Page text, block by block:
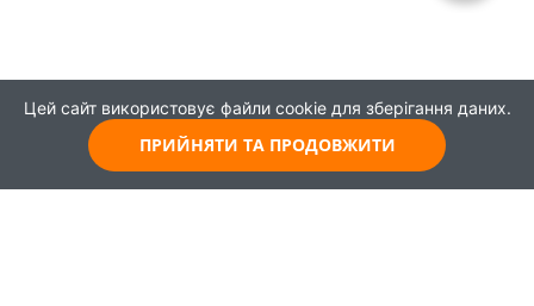
Цей сайт використовує файли cookie для зберігання даних.
ПРИЙНЯТИ ТА ПРОДОВЖИТИ